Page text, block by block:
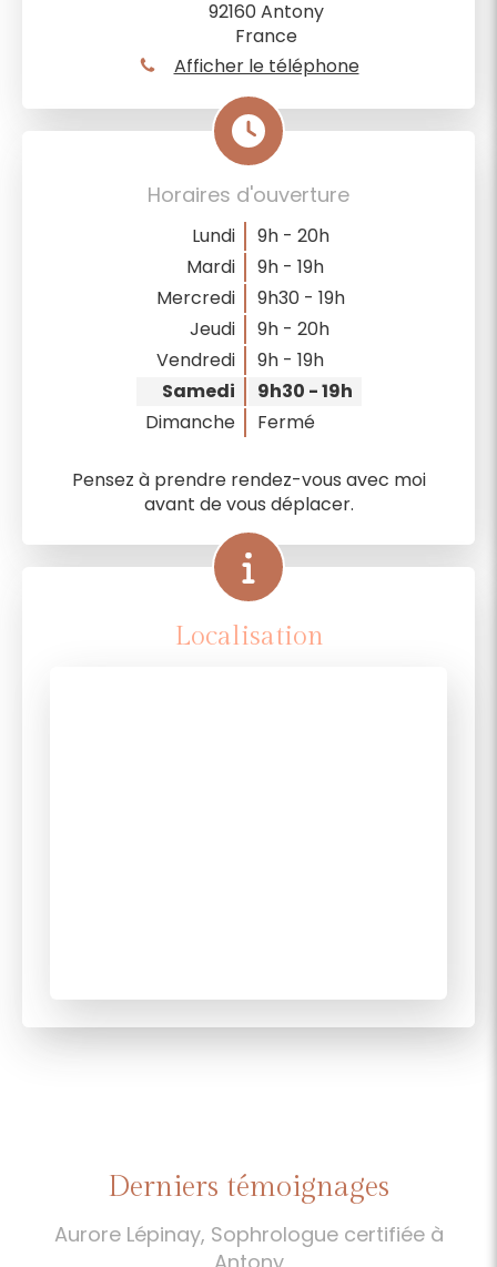
92160Antony
France
Afficher le téléphone
Horaires d'ouverture
Lundi
9h - 20h
Mardi
9h - 19h
Mercredi
9h30 - 19h
Jeudi
9h - 20h
Vendredi
9h - 19h
Samedi
9h30 - 19h
Dimanche
Fermé
Pensez à prendre rendez-vous avec moi
avant de vous déplacer.
Localisation
Derniers témoignages
Aurore Lépinay, Sophrologue certifiée à